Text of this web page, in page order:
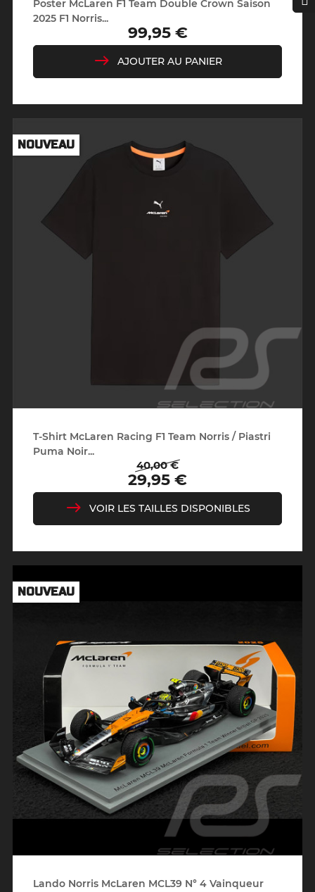
Poster McLaren F1 Team Double Crown Saison
2025 F1 Norris...
Prix
99,95 €
AJOUTER AU PANIER
T-Shirt McLaren Racing F1 Team Norris / Piastri
Puma Noir...
Prix
de
base
40,00 €
Prix
29,95 €
VOIR LES TAILLES DISPONIBLES
NOUVEAU
Lando Norris McLaren MCL39 N° 4 Vainqueur
NOUVEAU